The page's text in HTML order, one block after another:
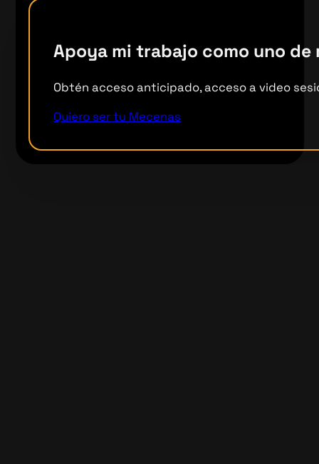
Apoya mi trabajo como uno de
Obtén acceso anticipado, acceso a video
Quiero ser tu Mecenas